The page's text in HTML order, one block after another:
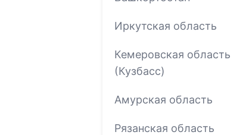
Иркутская область
Кемеровская область
(Кузбасс)
Амурская область
Рязанская область